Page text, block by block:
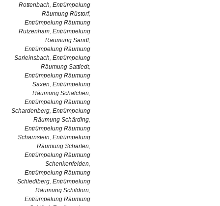
Rottenbach, Entrümpelung
Räumung Rüstorf,
Entrümpelung Räumung
Rutzenham, Entrümpelung
Räumung Sandl,
Entrümpelung Räumung
Sarleinsbach, Entrümpelung
Räumung Sattledt,
Entrümpelung Räumung
Saxen, Entrümpelung
Räumung Schalchen,
Entrümpelung Räumung
Schardenberg, Entrümpelung
Räumung Schärding,
Entrümpelung Räumung
Scharnstein, Entrümpelung
Räumung Scharten,
Entrümpelung Räumung
Schenkenfelden,
Entrümpelung Räumung
Schiedlberg, Entrümpelung
Räumung Schildorn,
Entrümpelung Räumung